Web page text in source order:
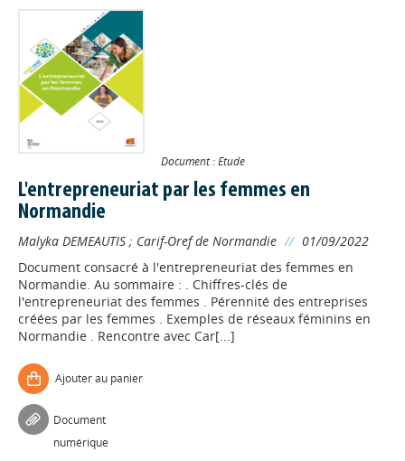
Document : Etude
L'entrepreneuriat par les femmes en
Normandie
Malyka DEMEAUTIS ; Carif-Oref de Normandie // 01/09/2022
Document consacré à l'entrepreneuriat des femmes en
Normandie. Au sommaire : . Chiffres-clés de
l'entrepreneuriat des femmes . Pérennité des entreprises
créées par les femmes . Exemples de réseaux féminins en
Normandie . Rencontre avec Car[...]
Ajouter au panier
Document
numérique